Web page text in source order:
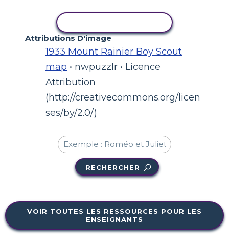
Attributions D'image
1933 Mount Rainier Boy Scout
map • nwpuzzlr • Licence
Attribution
(http://creativecommons.org/licen
ses/by/2.0/)
RECHERCHER
VOIR TOUTES LES RESSOURCES POUR LES
ENSEIGNANTS